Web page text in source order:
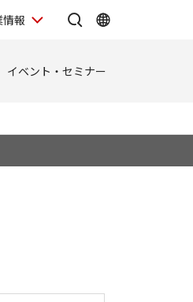
報
イベント・セミナー